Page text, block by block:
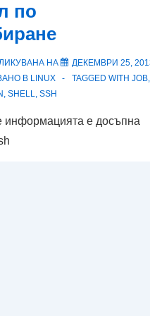
по
НА
ДЕКЕМВРИ 25,
В LINUX TAGGED WITH JOB,
, SHELL, SSH
информацията е досъпна